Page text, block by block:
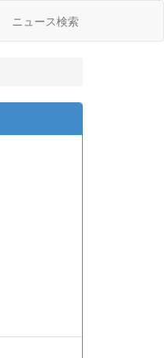
ニュース検索